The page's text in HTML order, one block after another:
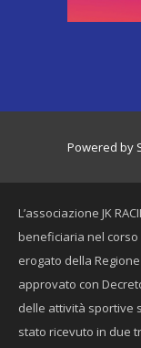
Powered by
L’associazione JK
beneficiaria nel corso
erogato della
approvato con
delle attività sportive
stato ricevuto in due